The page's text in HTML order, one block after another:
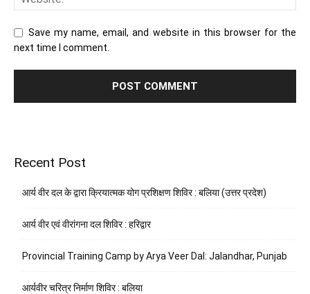
Save my name, email, and website in this browser for the
next time I comment.
Recent Post
आर्य वीर दल के द्वारा क्रियात्मक योग प्रशिक्षण शिविर : बलिया (उत्तर प्रदेश)
आर्य वीर एवं वीरांगना दल शिविर : हरिद्वार
Provincial Training Camp by Arya Veer Dal: Jalandhar, Punjab
आर्यवीर चरित्र निर्माण शिविर : बलिया